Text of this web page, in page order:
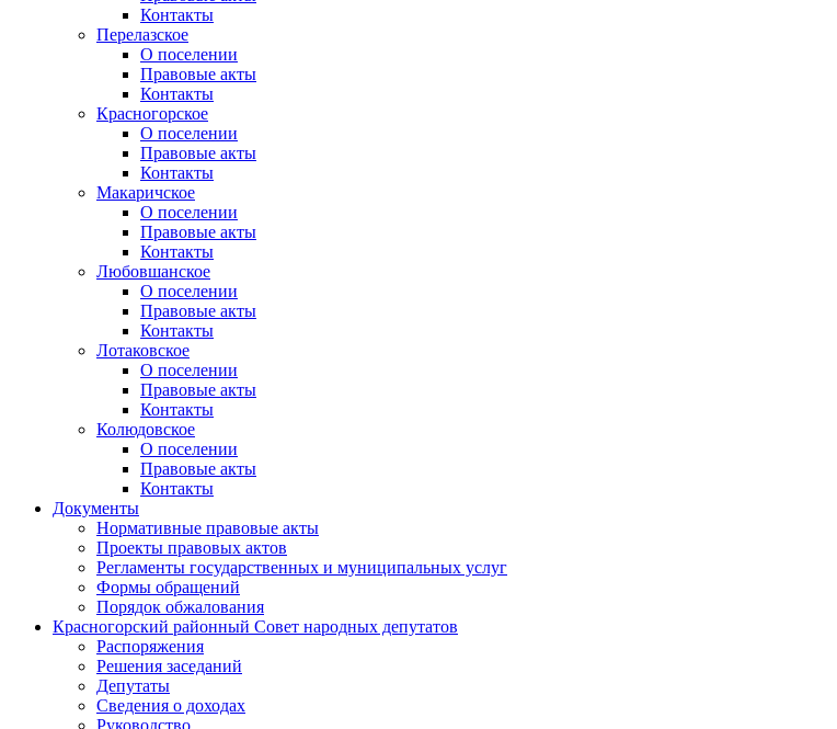
Контакты
Перелазское
О поселении
Правовые акты
Контакты
Красногорское
О поселении
Правовые акты
Контакты
Макаричское
О поселении
Правовые акты
Контакты
Любовшанское
О поселении
Правовые акты
Контакты
Лотаковское
О поселении
Правовые акты
Контакты
Колюдовское
О поселении
Правовые акты
Контакты
Документы
Нормативные правовые акты
Проекты правовых актов
Регламенты государственных и муниципальных услуг
Формы обращений
Порядок обжалования
Красногорский районный Совет народных депутатов
Распоряжения
Решения заседаний
Депутаты
Сведения о доходах
Руководство